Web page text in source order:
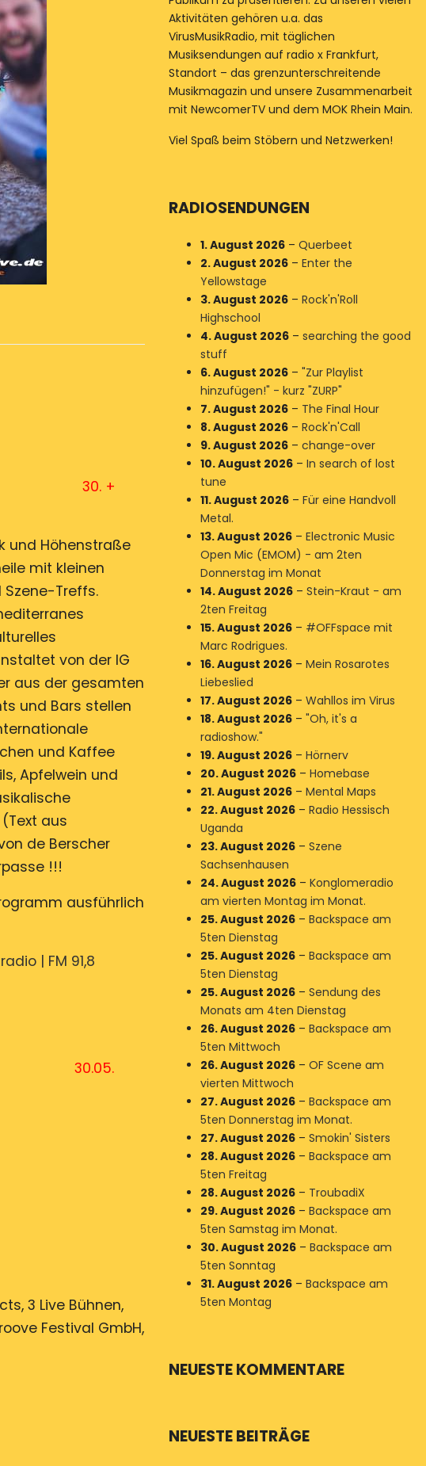
30. +
und Höhenstraße
mit kleinen
Treffs.
von der IG
aus der gesamten
und Bars stellen
und Kaffee
Apfelwein und
aus
de Berscher
!!!
ausführlich
| FM 91,8
30.05.
3 Live Bühnen,
Festival GmbH,
Aktivitäten gehören u.a. das
VirusMusikRadio, mit täglichen
Musiksendungen auf radio x Frankfurt,
Standort – das grenzunterschreitende
Musikmagazin und unsere Zusammenarbeit
mit NewcomerTV und dem MOK Rhein Main.
Viel Spaß beim Stöbern und Netzwerken!
RADIOSENDUNGEN
1. August 2026– Querbeet
2. August 2026– Enter the
Yellowstage
3. August 2026– Rock'n'Roll
Highschool
4. August 2026– searching the good
stuff
6. August 2026– "Zur Playlist
hinzufügen!" - kurz "ZURP"
7. August 2026– The Final Hour
8. August 2026– Rock'n'Call
9. August 2026– change-over
10. August 2026– In search of lost
tune
11. August 2026– Für eine Handvoll
Metal.
13. August 2026– Electronic Music
Open Mic (EMOM) - am 2ten
Donnerstag im Monat
14. August 2026– Stein-Kraut - am
2ten Freitag
15. August 2026– #OFFspace mit
Marc Rodrigues.
16. August 2026– Mein Rosarotes
Liebeslied
17. August 2026– Wahllos im Virus
18. August 2026– "Oh, it's a
radioshow."
19. August 2026– Hörnerv
20. August 2026– Homebase
21. August 2026– Mental Maps
22. August 2026– Radio Hessisch
Uganda
23. August 2026– Szene
Sachsenhausen
24. August 2026– Konglomeradio
am vierten Montag im Monat.
25. August 2026– Backspace am
5ten Dienstag
25. August 2026– Backspace am
5ten Dienstag
25. August 2026– Sendung des
Monats am 4ten Dienstag
26. August 2026– Backspace am
5ten Mittwoch
26. August 2026– OF Scene am
vierten Mittwoch
27. August 2026– Backspace am
5ten Donnerstag im Monat.
27. August 2026– Smokin' Sisters
28. August 2026– Backspace am
5ten Freitag
28. August 2026– TroubadiX
29. August 2026– Backspace am
5ten Samstag im Monat.
30. August 2026– Backspace am
5ten Sonntag
31. August 2026– Backspace am
5ten Montag
NEUESTE KOMMENTARE
NEUESTE BEITRÄGE